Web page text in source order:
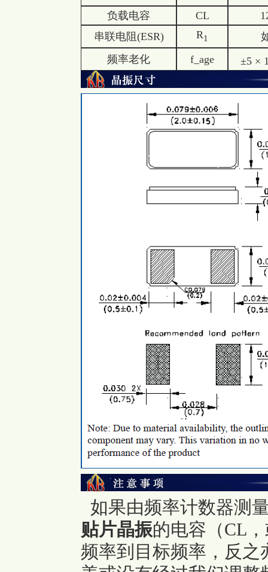
负载电容 CL
串联电阻(ESR)
R1
频率老化
f_age ±5 ×
如果由频率计数器测
贴片晶振的电容（CL
频率到目标频率，反